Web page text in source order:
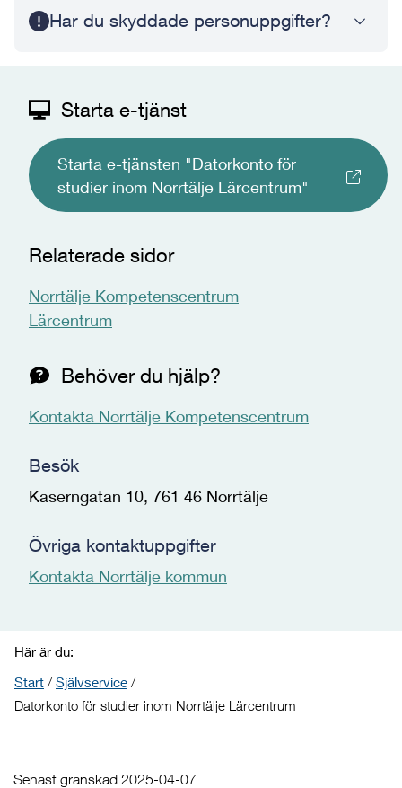
Har du skyddade personuppgifter?
Starta e-tjänst
Starta e-tjänsten "Datorkonto för
studier inom Norrtälje Lärcentrum"
Relaterade sidor
Norrtälje Kompetenscentrum
Lärcentrum
Behöver du hjälp?
Kontakta Norrtälje Kompetenscentrum
Besök
Kaserngatan 10, 761 46 Norrtälje
Övriga kontaktuppgifter
Kontakta Norrtälje kommun
Här är du:
Start / Självservice /
Datorkonto för studier inom Norrtälje Lärcentrum
Senast granskad 2025-04-07